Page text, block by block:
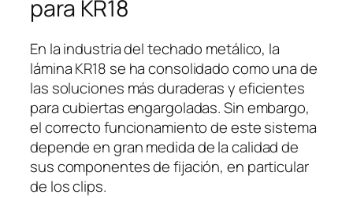
para KR18
En la industria del techado metálico, la
lámina KR18 se ha consolidado como una de
las soluciones más duraderas y eficientes
para cubiertas engargoladas. Sin embargo,
el correcto funcionamiento de este sistema
depende en gran medida de la calidad de
sus componentes de fijación, en particular
de los clips.